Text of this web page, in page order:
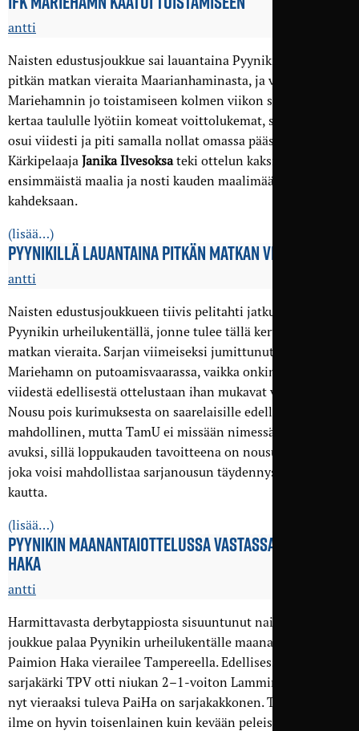
antti
Naisten edustusjoukkue sai lauantaina Pyynikille vastaan
pitkän matkan vieraita Maarianhaminasta, ja voitti IFK
Mariehamnin jo toistamiseen kolmen viikon sisällä. Tällä
kertaa taululle lyötiin komeat voittolukemat, sillä TamU
osui viidesti ja piti samalla nollat omassa päässään.
Kärkipelaaja Janika Ilvesoksateki ottelun kaksi
ensimmäistä maalia ja nosti kauden maalimääränsä
kahdeksaan.
(lisää…)
PYYNIKILLÄ LAUANTAINA PITKÄN MATKAN VIERAITA
antti
Naisten edustusjoukkueen tiivis pelitahti jatkuu lauantaina
Pyynikin urheilukentällä, jonne tulee tällä kertaa pitkän
matkan vieraita. Sarjan viimeiseksi jumittunut IFK
Mariehamn on putoamisvaarassa, vaikka onkin ottanut
viidestä edellisestä ottelustaan ihan mukavat viisi pistettä.
Nousu pois kurimuksesta on saarelaisille edelleen
mahdollinen, mutta TamU ei missään nimessä halua olla
avuksi, sillä loppukauden tavoitteena on nousu toiseksi,
joka voisi mahdollistaa sarjanousun täydennysmenettelyn
kautta.
(lisää…)
PYYNIKIN MAANANTAI­OTTELUSSA VASTASSA PAIMION
HAKA
antti
Harmittavasta derbytappiosta sisuuntunut naisten edustus­
joukkue palaa Pyynikin urheilukentälle maanantaina, kun
Paimion Haka vierailee Tampereella. Edellisessä ottelussa
sarjakärki TPV otti niukan 2–1-voiton Lamminpäässä, ja
nyt vieraaksi tuleva PaiHa on sarja­kakkonen. TamUn peli-
ilme on hyvin toisenlainen kuin kevään peleissä. Paikallis­